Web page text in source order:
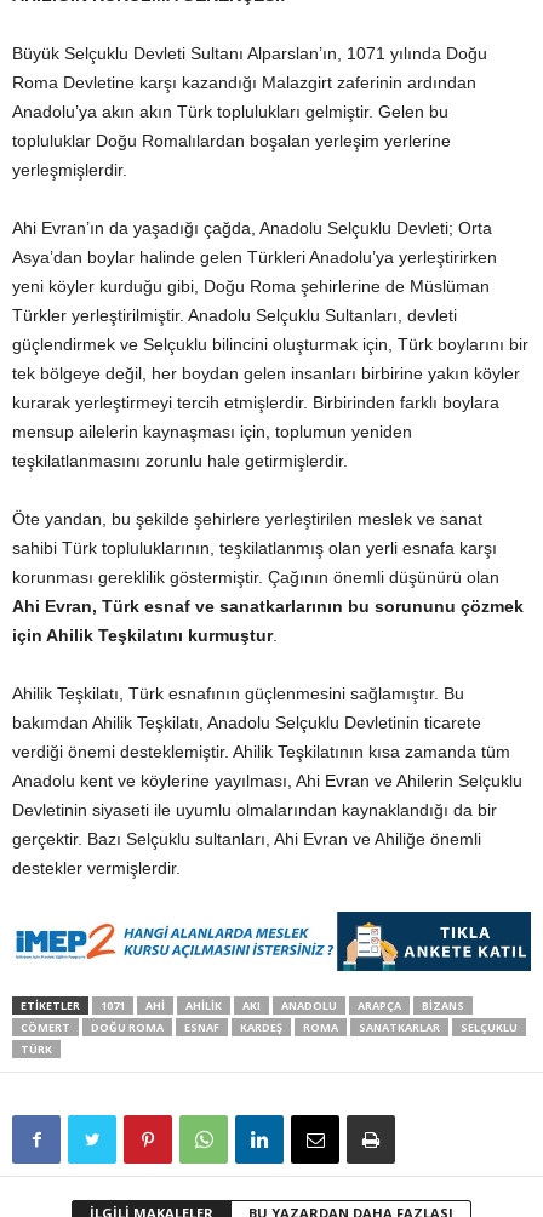
Büyük Selçuklu Devleti Sultanı Alparslan’ın, 1071 yılında Doğu
Roma Devletine karşı kazandığı Malazgirt zaferinin ardından
Anadolu’ya akın akın Türk toplulukları gelmiştir. Gelen bu
topluluklar­ Doğu Romalılardan boşalan yerleşim yerlerine
yerleşmişlerdir.
Ahi Evran’ın da yaşadığı çağda, Anadolu Selçuklu Devleti; Orta
Asya’dan boylar halinde gelen Türkleri Anadolu’ya yerleştirirken
yeni köyler kurduğu gibi, Doğu Roma şehirlerine de Müslüman
Türkler yerleştirilmiştir. Anadolu Selçuklu Sultanları, devleti
güçlendirmek ve Selçuklu bilincini oluşturmak için, Türk boylarını bir
tek bölgeye değil, her boydan gelen insanları birbirine yakın köyler
kurarak yerleştirmeyi tercih etmişlerdir. Birbirinden farklı boylara
mensup ailelerin kaynaşması için, toplumun yeniden
teşkilatlanmasını zorunlu hale getirmişlerdir.
Öte yandan, bu şekilde şehirlere yerleştirilen meslek ve sanat
sahibi Türk topluluklarının, teşkilatlanmış olan yerli esnafa karşı
korunması gereklilik göstermiştir. Çağının önemli düşünürü olan
Ahi Evran, Türk esnaf ve sanatkarlarının bu sorununu çözmek
için Ahilik Teşkilatını kurmuştur.
Ahilik Teşkilatı, Türk esnafının güçlenmesini sağlamıştır. Bu
bakımdan Ahilik Teşkilatı, Anadolu Selçuklu Devletinin ticarete
verdiği önemi desteklemiştir. Ahilik Teşkilatının kısa zamanda tüm
Anadolu kent ve köylerine yayılması, Ahi Evran ve Ahilerin Selçuklu
Devletinin siyaseti ile uyumlu olmalarından kaynaklandığı da bir
gerçektir. Bazı Selçuklu sultanları, Ahi Evran ve Ahiliğe önemli
destekler vermişlerdir.
ETİKETLER 1071 AHI AHILIK AKI ANADOLU ARAPÇA
BIZANS
CÖMERT
DOĞU ROMA ESNAF KARDEŞ ROMA SANATKARLAR
SELÇUKLU
TÜRK
İLGİLİ MAKALELER BU YAZARDAN DAHA FAZLASI